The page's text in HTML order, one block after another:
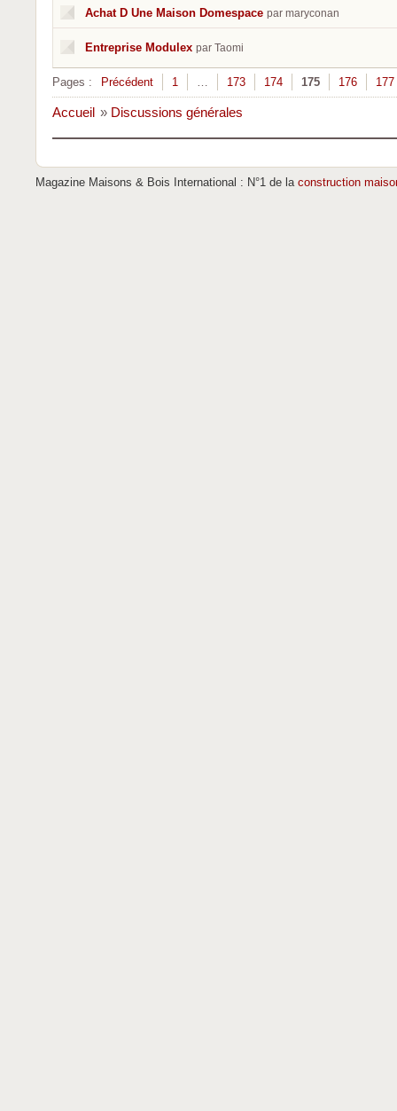
Achat D Une Maison Domespace par maryconan
Entreprise Modulex par Taomi
Pages : Précédent 1 … 173 174 175 176 177
Accueil » Discussions générales
Magazine Maisons & Bois International : N°1 de la construction